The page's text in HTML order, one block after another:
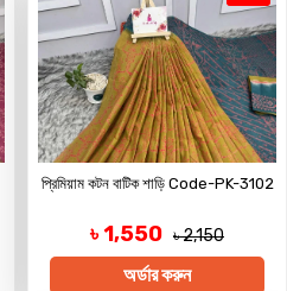
প্রিমিয়াম কটন বাটিক শাড়ি Code-PK-3102
৳ 1,550 ৳ 2,150
অর্ডার করুন